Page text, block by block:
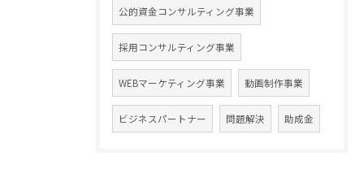
公的資金コンサルティング事業
採用コンサルティング事業
WEBマーケティング事業 動画制作事業
ビジネスパートナー 問題解決 助成金